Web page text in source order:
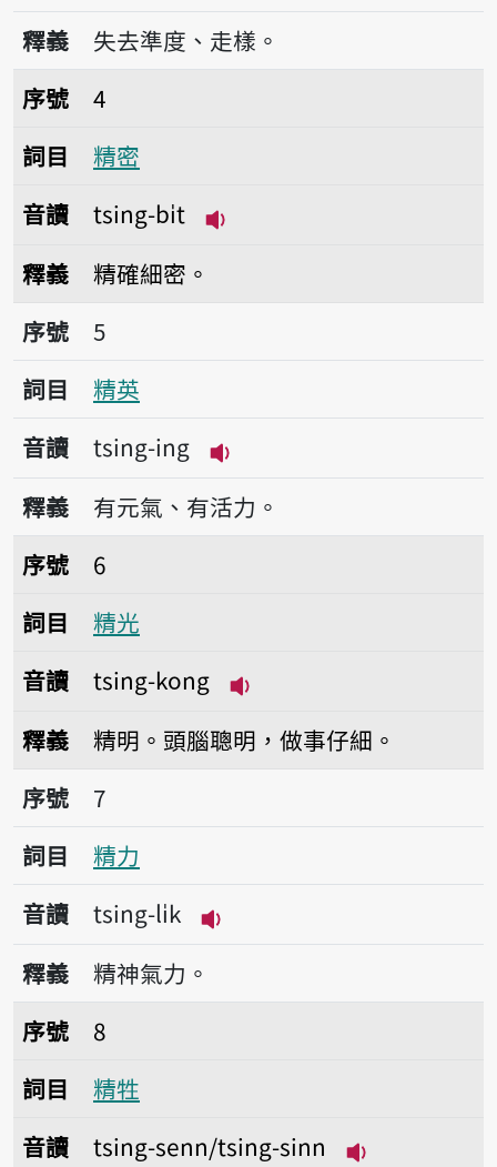
播放音讀tsáu-tsing
釋義
失去準度、走樣。
序號4精密
序號
4
詞目
精密
音讀
tsing-bi̍t
釋義
精確細密。
序號5精英
序號
5
詞目
精英
音讀
tsing-ing
播放音讀tsing-ing
釋義
有元氣、有活力。
序號6精光
序號
6
詞目
精光
音讀
tsing-kong
釋義
精明。頭腦聰明，做事仔細。
序號7精力
序號
7
詞目
精力
音讀
tsing-li̍k
播放音讀tsing-li̍k
釋義
精神氣力。
序號8精牲
序號
8
詞目
精牲
音讀
tsing-senn/tsing-sinn